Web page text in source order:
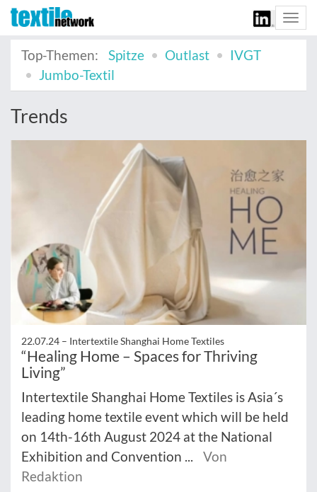
Top-Themen:
Spitze Outlast
IVGT
Jumbo-Textil
Trends
22.07.24 – Intertextile Shanghai Home Textiles
“Healing Home – Spaces for Thriving
Living”
Intertextile Shanghai Home Textiles is Asia´s
leading home textile event which will be held
on 14th-16th August 2024 at the National
Exhibition and Convention ...
Von
Redaktion